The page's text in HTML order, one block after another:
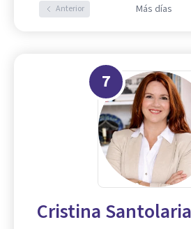
Anterior Más días
7
Cristina